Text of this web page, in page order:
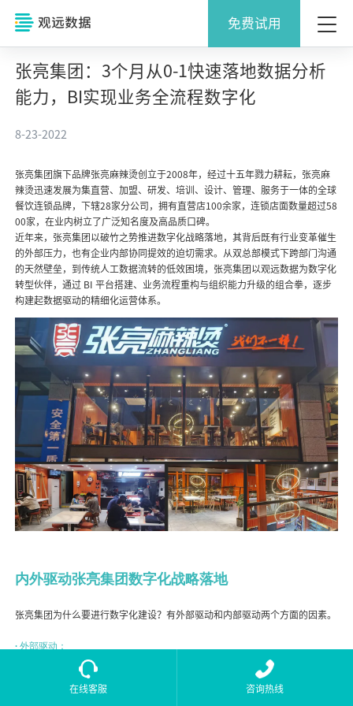
免费试用
张亮集团：3个月从0-1快速落地数据分析
能力，BI实现业务全流程数字化
8-23-2022
张亮集团旗下品牌张亮麻辣烫创立于2008年，经过十五年戮力耕耘，张亮麻
辣烫迅速发展为集直营、加盟、研发、培训、设计、管理、服务于一体的全球
餐饮连锁品牌，下辖28家分公司，拥有直营店100余家，连锁店面数量超过58
00家，在业内树立了广泛知名度及高品质口碑。
近年来，张亮集团以破竹之势推进数字化战略落地，其背后既有行业变革催生
的外部压力，也有企业内部协同提效的迫切需求。从双总部模式下跨部门沟通
的天然壁垒，到传统人工数据流转的低效困境，张亮集团以观远数据为数字化
转型伙伴，通过 BI 平台搭建、业务流程重构与组织能力升级的组合拳，逐步
构建起数据驱动的精细化运营体系。
内外驱动张亮集团数字化战略落地
张亮集团为什么要进行数字化建设？有外部驱动和内部驱动两个方面的因素。
· 外部驱动：
张亮麻辣烫是2008年成立的，但前期内部运营管理信息化和数字化的程度和
进展都相对缓慢。公司在参加各个行业展会或者对赛道、竞品进行调研时发
在线客服 咨询热线